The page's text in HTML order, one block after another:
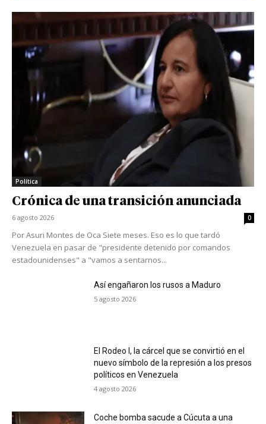
Política
Crónica de una transición anunciada
6 agosto 2026 0
Por Asuri Montes de Oca Siete meses. Eso es lo que tardó
Venezuela en pasar de "presidente detenido por comandos
estadounidenses" a "vamos a sentarnos...
Así engañaron los rusos a Maduro
5 agosto 2026
El Rodeo I, la cárcel que se convirtió en el
nuevo símbolo de la represión a los presos
políticos en Venezuela
4 agosto 2026
Coche bomba sacude a Cúcuta a una